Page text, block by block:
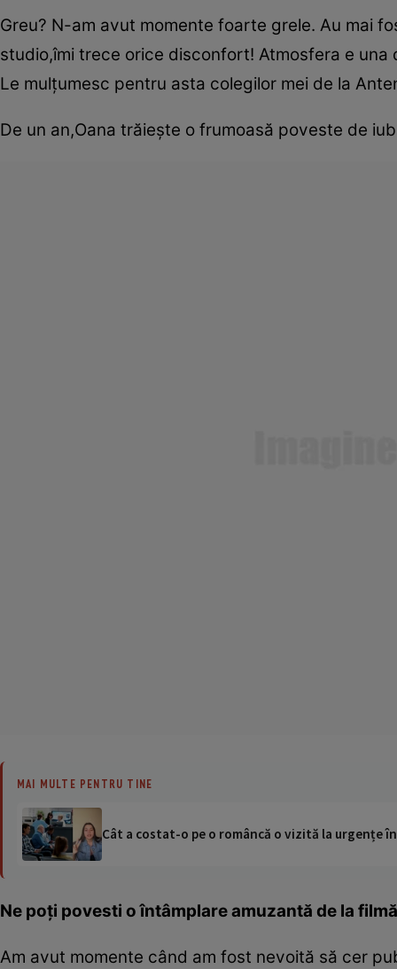
Greu? N-am avut momente foarte grele. Au mai
studio,îmi trece orice disconfort! Atmosfera e
Le mulţumesc pentru asta colegilor mei de la
De un an,Oana trăieşte o frumoasă poveste de
MAI MULTE PENTRU TINE
Cât a costat-o pe o româncă o vizită la urgențe
Ne poţi povesti o întâmplare amuzantă de la
Am avut momente când am fost nevoită să cer